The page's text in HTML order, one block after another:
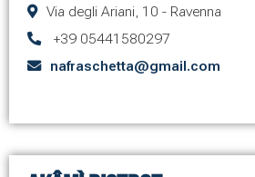
Via degli Ariani, 10 - Ravenna
+39 05441580297
nafraschetta@gmail.com